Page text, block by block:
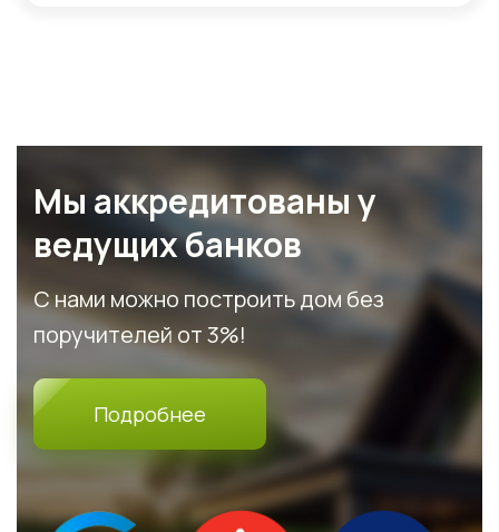
Мы аккредитованы у
ведущих банков
С нами можно построить дом без
поручителей от 3%!
Подробнее